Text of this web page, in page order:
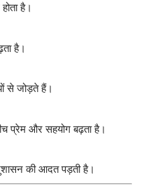
है।
है।
से जोड़ते हैं।
प्रेम और सहयोग बढ़ता है।
की आदत पड़ती है।